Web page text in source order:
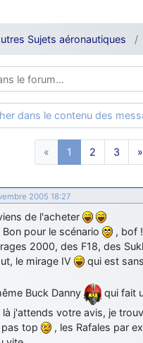
> si tu parles du
avions n'ont pas les mêmes
du Pays Basque vous
me rattraperai à la Ferté
nonun peu
certains parmis vous
Bihoué de 2026 ?
les pins: Coucou et
année et tous mes
souhaite un bon réveillon
D9pouces, à mon tour de
Sujets aéronautiques
dans le contenu des
« 1 2 3 »
2005 18:27
de l'acheter
pour le scénario
, bof
2000, des F18, des
le mirage IV
qui est
Buck Danny
qui fait
là j'attends votre avis, je
top
, les Rafales par